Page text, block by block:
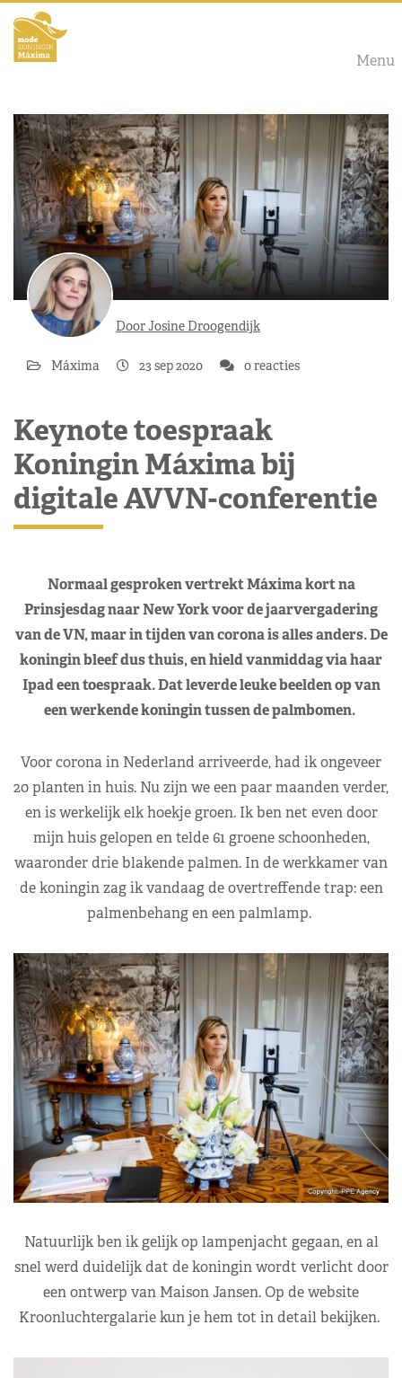
Menu
Door Josine Droogendijk
Máxima 23 sep 2020 0 reacties
Keynote toespraak
Koningin Máxima bij
digitale AVVN-conferentie
Normaal gesproken vertrekt Máxima kort na
Prinsjesdag naar New York voor de jaarvergadering
van de VN, maar in tijden van corona is alles anders. De
koningin bleef dus thuis, en hield vanmiddag via haar
Ipad een toespraak. Dat leverde leuke beelden op van
een werkende koningin tussen de palmbomen.
Voor corona in Nederland arriveerde, had ik ongeveer
20 planten in huis. Nu zijn we een paar maanden verder,
en is werkelijk elk hoekje groen. Ik ben net even door
mijn huis gelopen en telde 61 groene schoonheden,
waaronder drie blakende palmen. In de werkkamer van
de koningin zag ik vandaag de overtreffende trap: een
palmenbehang en een palmlamp.
Natuurlijk ben ik gelijk op lampenjacht gegaan, en al
snel werd duidelijk dat de koningin wordt verlicht door
een ontwerp van Maison Jansen. Op de website
Kroonluchtergalarie kun je hem tot in detail bekijken.